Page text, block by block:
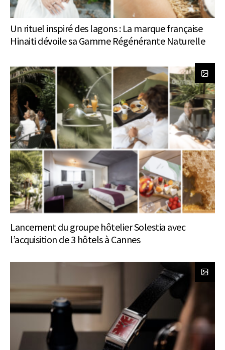
Un rituel inspiré des lagons : La marque française
Hinaiti dévoile sa Gamme Régénérante Naturelle
Lancement du groupe hôtelier Solestia avec
l’acquisition de 3 hôtels à Cannes